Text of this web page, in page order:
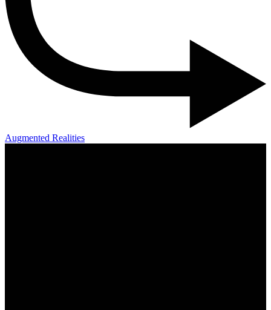
Augmented Realities